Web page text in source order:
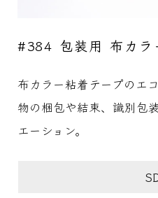
#384 包装用 布カラ
布カラー粘着テープのエ
物の梱包や結束、識別包
エーション。